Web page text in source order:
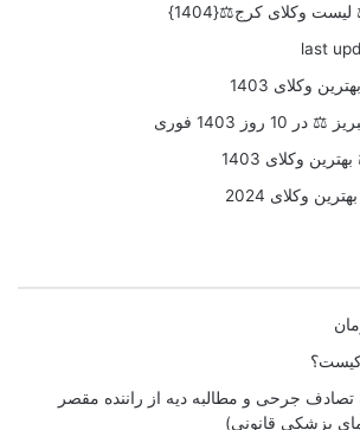
وکلای کرج⚖️{1404}
وکلای 1403
1403 فوری
وکلای 1403
وکلای 2024
کیست؟
تصادف جرحی و مطالبه دیه از راننده مقصر